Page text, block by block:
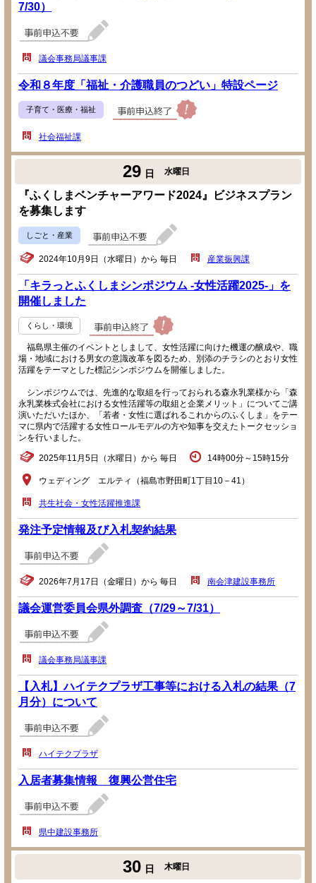
7/30）
議会事務局議事課
令和８年度「福祉・介護職員のつどい」特設ページ
子育て・医療・福祉
社会福祉課
29 日 水曜日
『ふくしまベンチャーアワード2024』ビジネスプラン
を募集します
しごと・産業
2024年10月9日（水曜日）から 毎日 産業振興課
「キラっとふくしまシンポジウム -女性活躍2025-」を
開催しました
くらし・環境
福島県主催のイベントとしまして、女性活躍に向けた機運の醸成や、職
場・地域における男女の意識改革を図るため、別添のチラシのとおり女性
活躍をテーマとした標記シンポジウムを開催しました。
シンポジウムでは、先進的な取組を行っておられる森永乳業様から「森
永乳業株式会社における女性活躍等の取組と企業メリット」についてご講
演いただいたほか、「若者・女性に選ばれるこれからのふくしま」をテー
マに県内で活躍する女性ロールモデルの方や知事を交えたトークセッショ
ンを行いました。
2025年11月5日（水曜日）から 毎日 14時00分～15時15分
ウェディング エルティ（福島市野田町1丁目10－41）
共生社会・女性活躍推進課
発注予定情報及び入札契約結果
2026年7月17日（金曜日）から 毎日 南会津建設事務所
議会運営委員会県外調査（7/29～7/31）
議会事務局議事課
【入札】ハイテクプラザ工事等における入札の結果（7
月分）について
ハイテクプラザ
入居者募集情報 復興公営住宅
県中建設事務所
30 日 木曜日